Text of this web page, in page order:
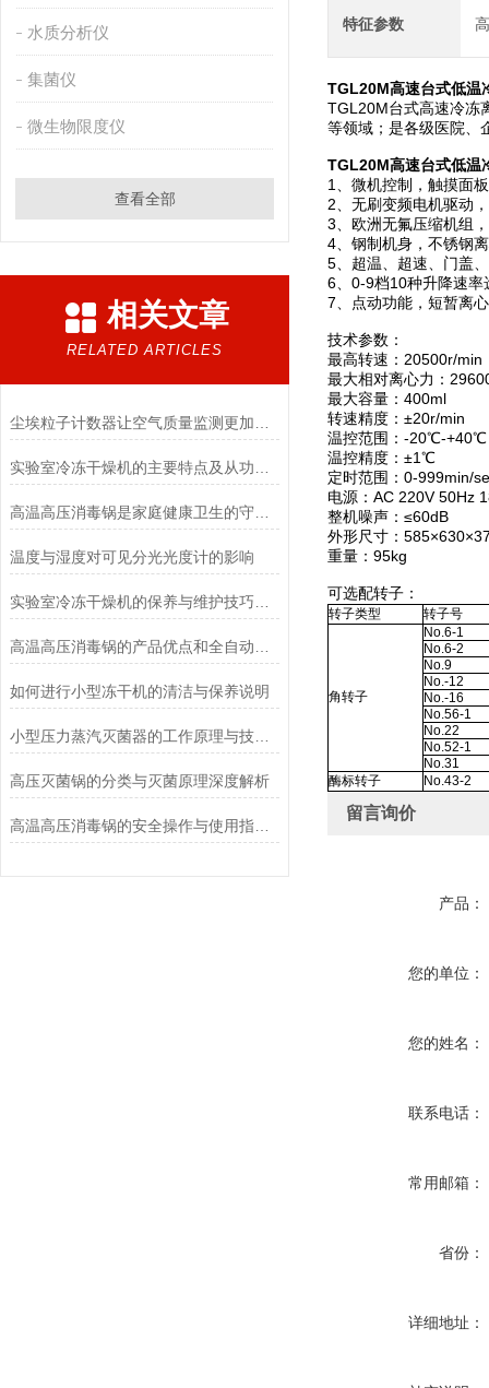
水质分析仪
集菌仪
微生物限度仪
查看全部
相关文章
RELATED ARTICLES
温度与湿度对可见分光光度计的影响
如何进行小型冻干机的清洁与保养说明
小型压力蒸汽灭菌器的工作原理与技术优势概述
高压灭菌锅的分类与灭菌原理深度解析
高温高压消毒锅的安全操作与使用指南说明
特征参数
TGL20M高速台式低温
TGL20M台式高速冷冻
等领域；是各级医院、
TGL20M高速台式低温
1、微机控制，触摸面
2、无刷变频电机驱动
3、欧洲无氟压缩机组
4、钢制机身，不锈钢
5、超温、超速、门盖
6、0-9档10种升降速
7、点动功能，短暂离
技术参数：
最高转速：20500r/min
最大相对离心力：
最大容量：400ml
转速精度：±20r/min
温控范围：-20℃-+40℃
温控精度：±1℃
定时范围：0-999min/
电源：AC 220V 50Hz
整机噪声：≤60dB
外形尺寸：
重量：95kg
可选配转子：
转子类型 转子号
角转子
No.6-1
No.6-2
No.9
No.-12
No.-16
No.56-1
No.22
No.52-1
No.31
酶标转子
No.43-2
留言询价
产品：
您的单位：
您的姓名：
联系电话：
常用邮箱：
省份：
详细地址：